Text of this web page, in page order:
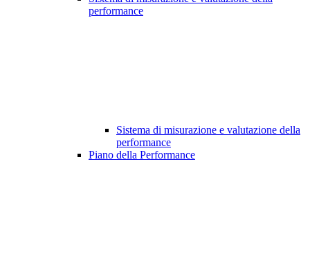
performance
Sistema di misurazione e valutazione della
performance
Piano della Performance